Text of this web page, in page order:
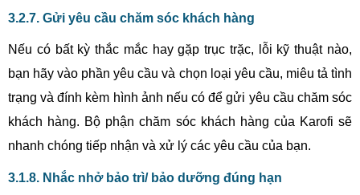
3.2.7. Gửi yêu cầu chăm sóc khách hàng
Nếu có bất kỳ thắc mắc hay gặp trục trặc, lỗi kỹ thuật nào,
bạn hãy vào phần yêu cầu và chọn loại yêu cầu, miêu tả tình
trạng và đính kèm hình ảnh nếu có để gửi yêu cầu chăm sóc
khách hàng. Bộ phận chăm sóc khách hàng của Karofi sẽ
nhanh chóng tiếp nhận và xử lý các yêu cầu của bạn.
3.1.8. Nhắc nhở bảo trì/ bảo dưỡng đúng hạn